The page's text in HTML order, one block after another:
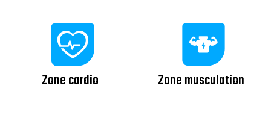
Zone cardio Zone musculation